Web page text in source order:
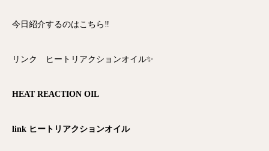
今日紹介するのはこちら‼️
リンク ヒートリアクションオイル✨
HEAT REACTION OIL
link ヒートリアクションオイル